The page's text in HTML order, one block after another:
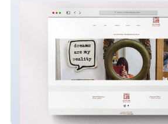
Esti Drori Hayut